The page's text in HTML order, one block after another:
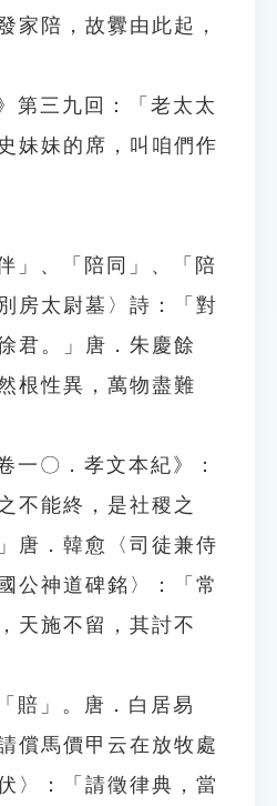
家陪，故釁由此起，
第三九回：「老太太
妹妹的席，叫咱們作
」、「陪同」、「陪
房太尉墓〉詩：「對
君。」唐．朱慶餘
根性異，萬物盡難
一〇．孝文本紀》：
不能終，是社稷之
唐．韓愈〈司徒兼侍
公神道碑銘〉：「常
天施不留，其討不
賠」。唐．白居易
償馬價甲云在放牧處
〉：「請徵律典，當